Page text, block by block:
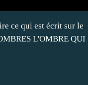
ce qui est écrit sur le
L'OMBRE QUI